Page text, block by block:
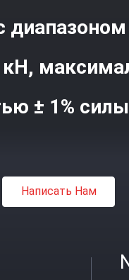
± 1% силы
Написать Нам